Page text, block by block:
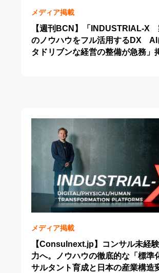
メディア掲載
【週刊BCN】「INDUSTRIAL-X
のノウハウをフル活用するDX AI
タドリブンな経営の整備が急務」
メディア掲載
【Consulnext.jp】コンサル未経
力へ。ノウハウの徹底的な「標準
サルタント育成と日本の産業構造